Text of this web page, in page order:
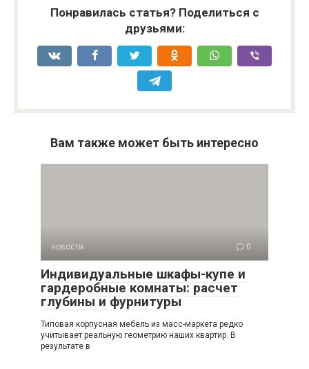
Понравилась статья? Поделиться с
друзьями:
Вам также может быть интересно
новости 0
Индивидуальные шкафы-купе и
гардеробные комнаты: расчет
глубины и фурнитуры
Типовая корпусная мебель из масс-маркета редко
учитывает реальную геометрию наших квартир. В
результате в